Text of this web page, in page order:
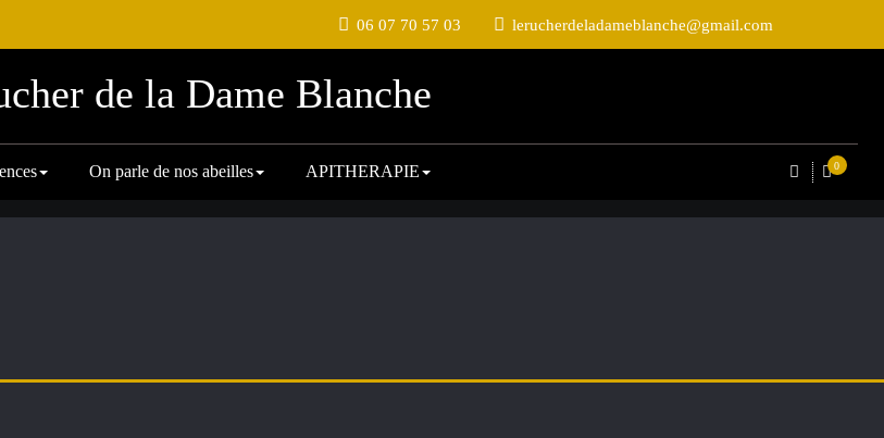
06 07 70 57 03 lerucherdeladameblanche@gmail.com
de la Dame Blanche
On parle de nos abeilles APITHERAPIE 0